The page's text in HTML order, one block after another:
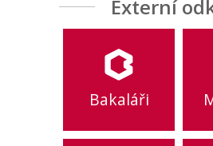
Externí
Bakaláři